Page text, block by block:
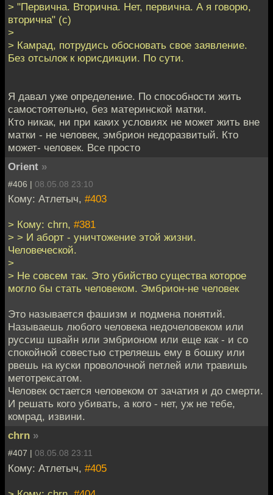
> "Первична. Вторична. Нет, первична. А я говорю,
вторична" (с)
>
> Камрад, потрудись обосновать свое заявление.
Без отсылок к юрисдикции. По сути.
Я давал уже определение. По способности жить
самостоятельно, без материнской матки.
Кто никак, ни при каких условиях не может жить вне
матки - не человек, эмбрион недоразвитый. Кто
может- человек. Все просто
Orient »
#406 | 08.05.08 23:10
Кому: Атлетыч, #403
> Кому: chrn, #381
> > И аборт - уничтожение этой жизни.
Человеческой.
>
> Не совсем так. Это убийство существа которое
могло бы стать человеком. Эмбрион-не человек
Это называется фашизм и подмена понятий.
Называешь любого человека недочеловеком или
руссиш швайн или эмбрионом или еще как - и со
спокойной совестью стреляешь ему в бошку или
рвешь на куски проволочной петлей или травишь
метотрексатом.
Человек остается человеком от зачатия и до смерти.
И решать кого убивать, а кого - нет, уж не тебе,
комрад, извини.
chrn »
#407 | 08.05.08 23:11
Кому: Атлетыч, #405